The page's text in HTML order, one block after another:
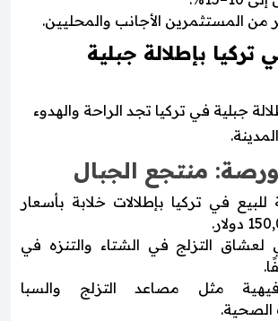
المستثمرين الأجانب والمحليين.
تركيا بإطلالة جبلية
جبلية في تركيا تجد الراحة والهدوء
منتجع الجبال
في تركيا بإطلالات خلابة بأسعار
لعشاق التزلج في الشتاء والتنزه في
مثل مصاعد التزلج والسبا
الصحية.